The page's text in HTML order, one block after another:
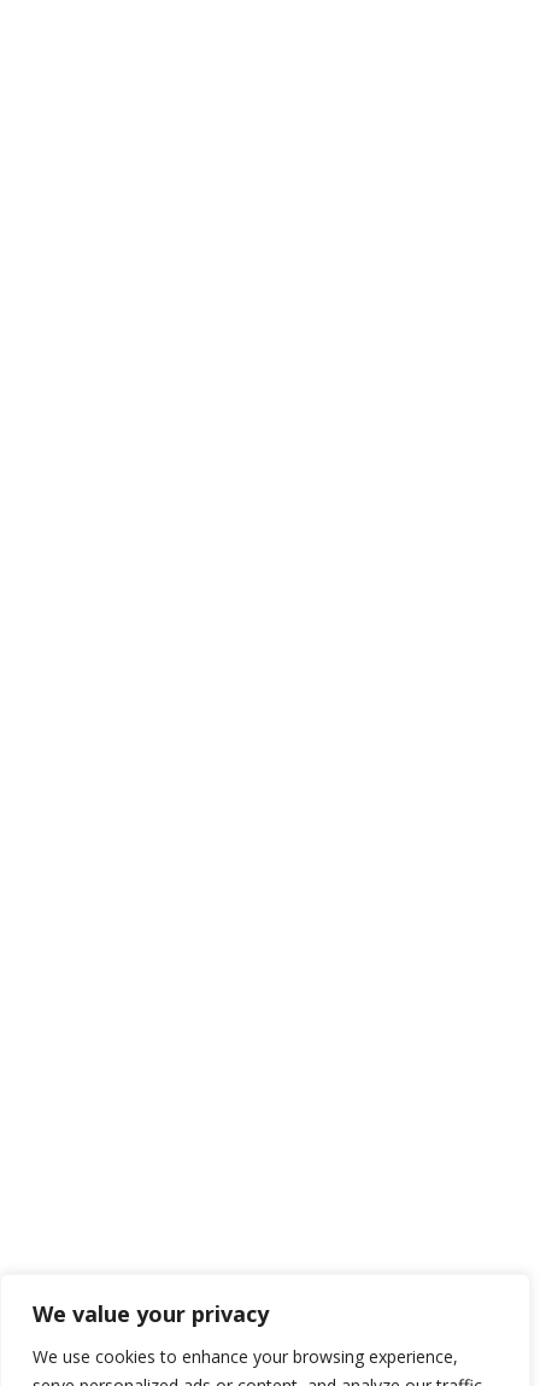
We value your privacy
We use cookies to enhance your browsing experience,